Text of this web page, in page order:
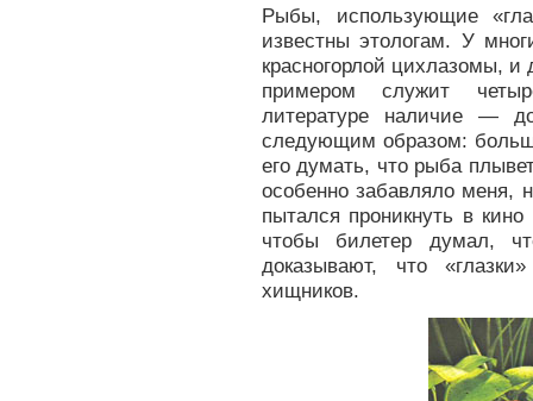
Рыбы, использующие
известны этологам. У
красногорлой цихлазомы, и
примером служит
литературе наличие —
следующим образом:
его думать, что рыба
особенно забавляло меня,
пытался проникнуть в
чтобы билетер думал,
доказывают, что
хищников.